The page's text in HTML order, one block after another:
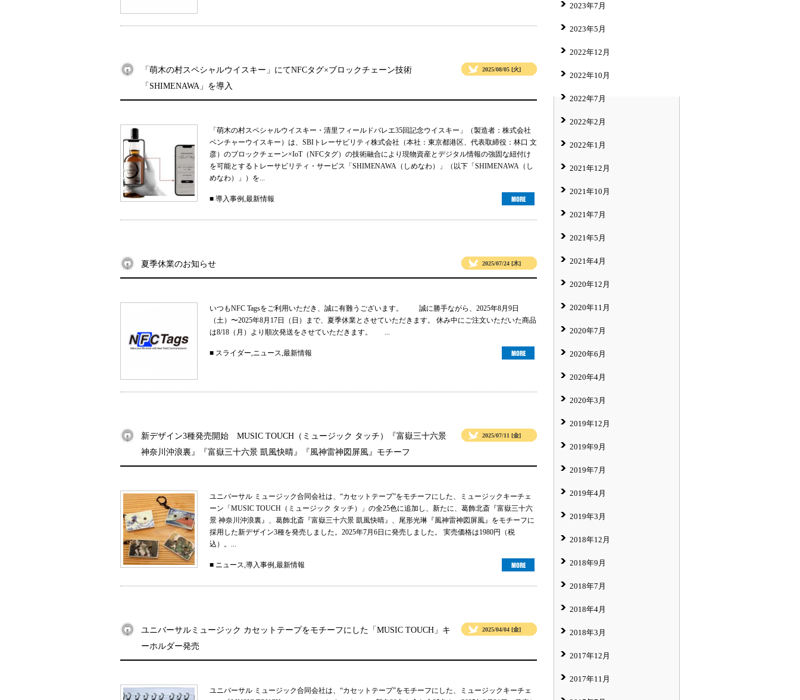
「萌木の村スペシャルウイスキー」にてNFCタグ×ブロックチェーン技術
「SHIMENAWA」を導入
2025/08/05 [火]
「萌木の村スペシャルウイスキー・清里フィールドバレエ35回記念ウイスキー」（製造者：株式会社
ベンチャーウイスキー）は、SBIトレーサビリティ株式会社（本社：東京都港区、代表取締役：林口 文
彦）のブロックチェーン×IoT（NFCタグ）の技術融合により現物資産とデジタル情報の強固な紐付け
を可能とするトレーサビリティ・サービス「SHIMENAWA（しめなわ）」（以下「SHIMENAWA（し
めなわ）」）を...
■ 導入事例,最新情報
夏季休業のお知らせ 2025/07/24 [木]
いつもNFC Tagsをご利用いただき、誠に有難うございます。 誠に勝手ながら、2025年8月9日
（土）〜2025年8月17日（日）まで、夏季休業とさせていただきます。 休み中にご注文いただいた商品
は8/18（月）より順次発送をさせていただきます。 ...
■ スライダー,ニュース,最新情報
新デザイン3種発売開始 MUSIC TOUCH（ミュージック タッチ）『富嶽三十六景
神奈川沖浪裏』『富嶽三十六景 凱風快晴』『風神雷神図屏風』モチーフ
2025/07/11 [金]
ユニバーサル ミュージック合同会社は、“カセットテープ”をモチーフにした、ミュージックキーチェ
ーン「MUSIC TOUCH（ミュージック タッチ）」の全25色に追加し、新たに、葛飾北斎『富嶽三十六
景 神奈川沖浪裏』、葛飾北斎『富嶽三十六景 凱風快晴』、尾形光琳『風神雷神図屏風』をモチーフに
採用した新デザイン3種を発売しました。2025年7月6日に発売しました。 実売価格は1980円（税
込）。...
■ ニュース,導入事例,最新情報
ユニバーサルミュージック カセットテープをモチーフにした「MUSIC TOUCH」キ
ーホルダー発売
2025/04/04 [金]
ユニバーサル ミュージック合同会社は、“カセットテープ”をモチーフにした、ミュージックキーチェ
2023年7月
2023年5月
2022年12月
2022年10月
2022年7月
2022年2月
2022年1月
2021年12月
2021年10月
2021年7月
2021年5月
2021年4月
2020年12月
2020年11月
2020年7月
2020年6月
2020年4月
2020年3月
2019年12月
2019年9月
2019年7月
2019年4月
2019年3月
2018年12月
2018年9月
2018年7月
2018年4月
2018年3月
2017年12月
2017年11月